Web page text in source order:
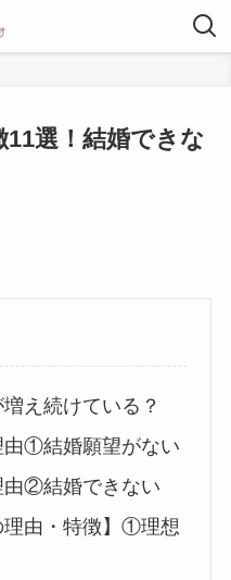
選！結婚できな
え続けている？
由①結婚願望がない
由②結婚できない
理由・特徴】①理想